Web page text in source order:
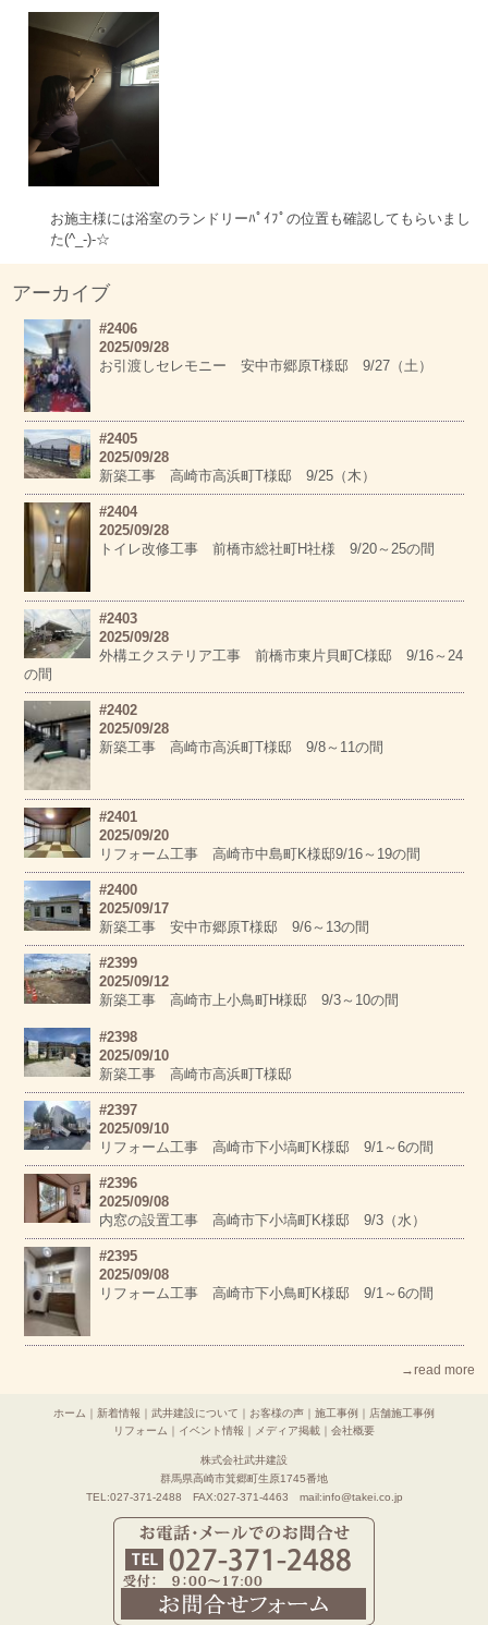
お施主様には浴室のランドリーﾊﾟｲﾌﾟの位置も確認してもらいまし
た(^_-)-☆
アーカイブ
#2406
2025/09/28
お引渡しセレモニー 安中市郷原T様邸 9/27（土）
#2405
2025/09/28
新築工事 高崎市高浜町T様邸 9/25（木）
#2404
2025/09/28
トイレ改修工事 前橋市総社町H社様 9/20～25の間
#2403
2025/09/28
外構エクステリア工事 前橋市東片貝町C様邸 9/16～24
の間
#2402
2025/09/28
新築工事 高崎市高浜町T様邸 9/8～11の間
#2401
2025/09/20
リフォーム工事 高崎市中島町K様邸9/16～19の間
#2400
2025/09/17
新築工事 安中市郷原T様邸 9/6～13の間
#2399
2025/09/12
新築工事 高崎市上小鳥町H様邸 9/3～10の間
#2398
2025/09/10
新築工事 高崎市高浜町T様邸
#2397
2025/09/10
リフォーム工事 高崎市下小塙町K様邸 9/1～6の間
#2396
2025/09/08
内窓の設置工事 高崎市下小塙町K様邸 9/3（水）
#2395
2025/09/08
リフォーム工事 高崎市下小鳥町K様邸 9/1～6の間
→read more
ホーム 新着情報 武井建設について お客様の声 施工事例
店舗施工事例
リフォーム
イベント情報 メディア掲載 会社概要
株式会社武井建設
群馬県高崎市箕郷町生原1745番地
TEL:027-371-2488 FAX:027-371-4463 mail:info@takei.co.jp